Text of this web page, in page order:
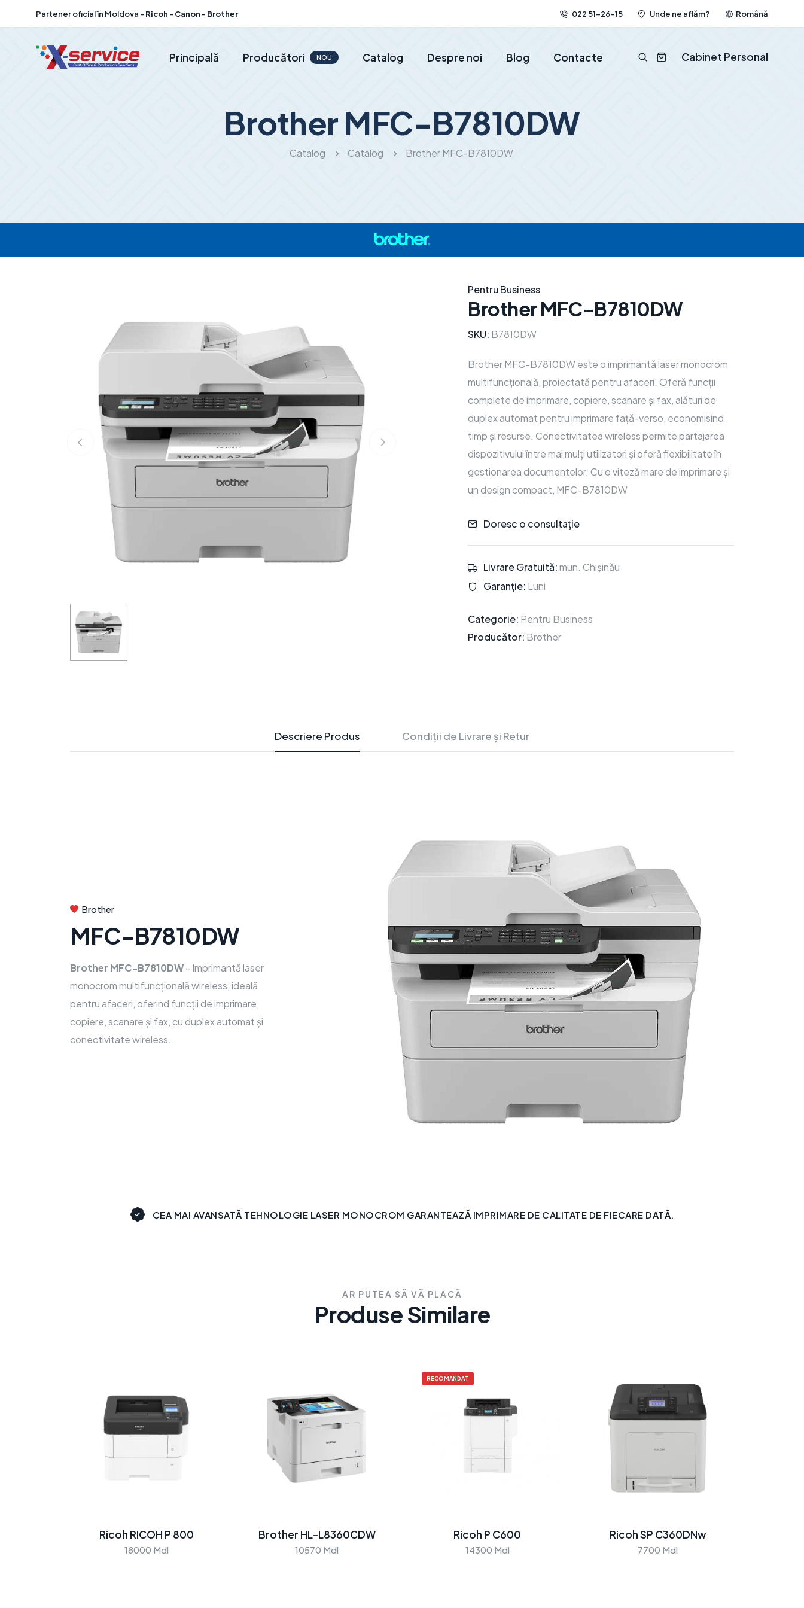
Partener oficial în Moldova - Ricoh - Canon - Brother 022 51-26-15 Unde ne aflăm? Română
Principală Producători NOU Catalog Despre noi Blog Contacte Cabinet Personal
Brother MFC-B7810DW
Catalog Catalog Brother MFC-B7810DW
Pentru Business
Brother MFC-B7810DW
SKU: B7810DW
Brother MFC-B7810DW este o imprimantă laser monocrom
multifuncțională, proiectată pentru afaceri. Oferă funcții
complete de imprimare, copiere, scanare și fax, alături de
duplex automat pentru imprimare față-verso, economisind
timp și resurse. Conectivitatea wireless permite partajarea
dispozitivului între mai mulți utilizatori și oferă flexibilitate în
gestionarea documentelor. Cu o viteză mare de imprimare și
un design compact, MFC-B7810DW
Doresc o consultație
Livrare Gratuită:mun. Chișinău
Garanție: Luni
Categorie: Pentru Business
Producător: Brother
Descriere Produs Condiții de Livrare și Retur
Brother
MFC-B7810DW
Brother MFC-B7810DW- Imprimantă laser
monocrom multifuncțională wireless, ideală
pentru afaceri, oferind funcții de imprimare,
copiere, scanare și fax, cu duplex automat și
conectivitate wireless.
CEA MAI AVANSATĂ TEHNOLOGIE LASER MONOCROM GARANTEAZĂ IMPRIMARE DE CALITATE DE FIECARE DATĂ.
AR PUTEA SĂ VĂ PLACĂ
Produse Similare
Ricoh RICOH P 800
18000 Mdl
Brother HL-L8360CDW
10570 Mdl
RECOMANDAT
Ricoh P C600
14300 Mdl
Ricoh SP C360DNw
7700 Mdl